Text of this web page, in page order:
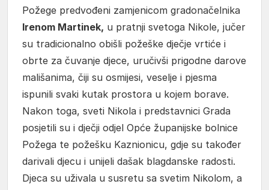
Požege predvođeni zamjenicom gradonačelnika
Irenom Martinek, u pratnji svetoga Nikole, jučer
su tradicionalno obišli požeške dječje vrtiće i
obrte za čuvanje djece, uručivši prigodne darove
mališanima, čiji su osmijesi, veselje i pjesma
ispunili svaki kutak prostora u kojem borave.
Nakon toga, sveti Nikola i predstavnici Grada
posjetili su i dječji odjel Opće županijske bolnice
Požega te požešku Kaznionicu, gdje su također
darivali djecu i unijeli dašak blagdanske radosti.
Djeca su uživala u susretu sa svetim Nikolom, a